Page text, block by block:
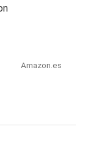
Amazon.es